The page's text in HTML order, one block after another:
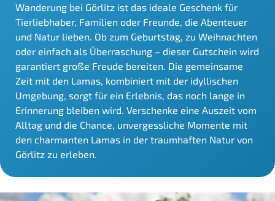
Wanderung bei Görlitz ist das ideale Geschenk für
Tierliebhaber, Familien oder Freunde, die Abenteuer
und Natur lieben. Ob zum Geburtstag, zu Weihnachten
oder einfach als Überraschung – dieser Gutschein wird
garantiert große Freude bereiten. Die gemeinsame
Zeit mit den Lamas, kombiniert mit der idyllischen
Umgebung, sorgt für ein Erlebnis, das noch lange in
Erinnerung bleiben wird. Verschenke eine Auszeit vom
Alltag und die Chance, unvergessliche Momente mit
den charmanten Lamas in der traumhaften Natur von
Görlitz zu erleben.